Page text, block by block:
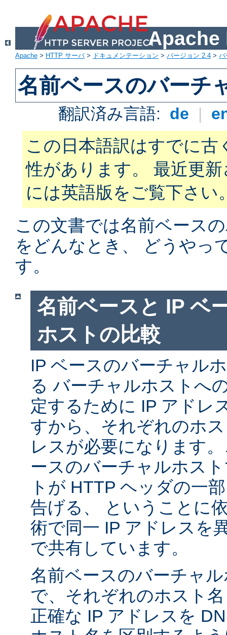
Apache
Apache > HTTP サーバ> ドキュメンテーション > バージョン 2.4 > バ
名前ベースのバーチ
翻訳済み言語: de |
この日本語訳はすでに古
性があります。 最近更
には英語版をご覧下さい
この文書では名前ベース
をどんなとき、 どうやっ
す。
名前ベースと IP ベ
ホストの比較
IP ベースのバーチャル
る バーチャルホストへ
定するために IP アドレ
すから、それぞれのホ
レスが必要になります
ースのバーチャルホス
トが HTTP ヘッダの一
告げる、 ということに
術で同一 IP アドレスを
で共有しています。
名前ベースのバーチャ
で、それぞれのホスト
正確な IP アドレスを